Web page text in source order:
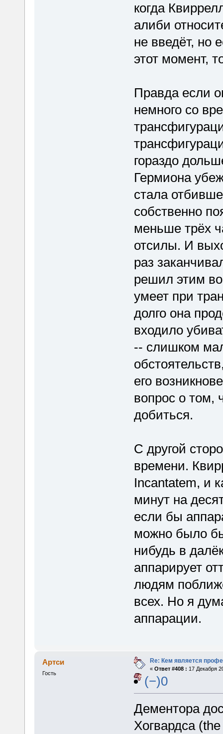
когда
алиби
не введёт, но
этот момент,
Правда если
немного со
гораздо
Гермиона
стала
собственно
меньше трёх
отсилы. И
раз
решил этим
умеет при
долго она
входило
-- слишком
его
вопрос о том,
добиться.
С другой
времени.
Incantatem, и
минут на
если бы
можно было
нибудь в
аппарирует
людям
всех. Но я
аппарации.
Артси
Гость
Re: Кем является
« Ответ #408 : 17 Декабря
(−)0
Дементора
Хогвардса